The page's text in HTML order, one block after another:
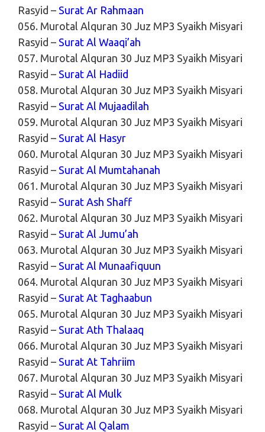
Rasyid – Surat Ar Rahmaan
056. Murotal Alquran 30 Juz MP3 Syaikh Misyari
Rasyid – Surat Al Waaqi’ah
057. Murotal Alquran 30 Juz MP3 Syaikh Misyari
Rasyid – Surat Al Hadiid
058. Murotal Alquran 30 Juz MP3 Syaikh Misyari
Rasyid – Surat Al Mujaadilah
059. Murotal Alquran 30 Juz MP3 Syaikh Misyari
Rasyid – Surat Al Hasyr
060. Murotal Alquran 30 Juz MP3 Syaikh Misyari
Rasyid – Surat Al Mumtahanah
061. Murotal Alquran 30 Juz MP3 Syaikh Misyari
Rasyid – Surat Ash Shaff
062. Murotal Alquran 30 Juz MP3 Syaikh Misyari
Rasyid – Surat Al Jumu’ah
063. Murotal Alquran 30 Juz MP3 Syaikh Misyari
Rasyid – Surat Al Munaafiquun
064. Murotal Alquran 30 Juz MP3 Syaikh Misyari
Rasyid – Surat At Taghaabun
065. Murotal Alquran 30 Juz MP3 Syaikh Misyari
Rasyid – Surat Ath Thalaaq
066. Murotal Alquran 30 Juz MP3 Syaikh Misyari
Rasyid – Surat At Tahriim
067. Murotal Alquran 30 Juz MP3 Syaikh Misyari
Rasyid – Surat Al Mulk
068. Murotal Alquran 30 Juz MP3 Syaikh Misyari
Rasyid – Surat Al Qalam